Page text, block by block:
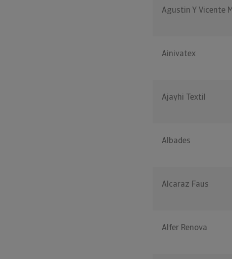
Agustin Y Vicente
Ainivatex
Ajayhi Textil
Albades
Alcaraz Faus
Alfer Renova